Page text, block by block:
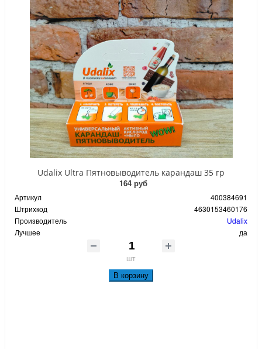
Udalix Ultra Пятновыводитель карандаш 35 гр
164 руб
Артикул
400384691
Штрихкод
4630153460176
Производитель
Udalix
Лучшее
да
шт
В корзину